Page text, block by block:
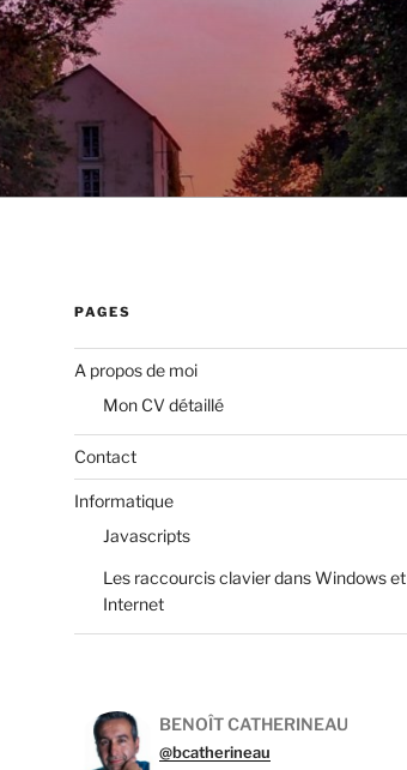
PAGES
A propos de moi
Mon CV détaillé
Contact
Informatique
Javascripts
Les raccourcis clavier dans Windows et
Internet
BENOÎT CATHERINEAU
@bcatherineau